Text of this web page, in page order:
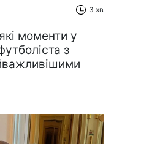
3 хв
моменти у
з